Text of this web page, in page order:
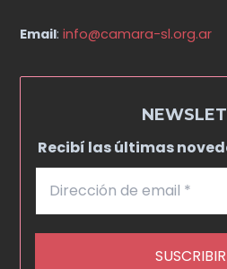
Email:info@camara-sl.org.ar
Recibí las últimas